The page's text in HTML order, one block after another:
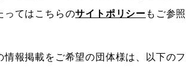
ってはこちらのサイトポリシー もご参
報掲載をご希望の団体様は、以下の